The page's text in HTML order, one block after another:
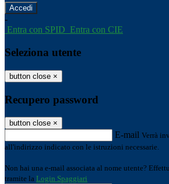
-
Entra con SPID Entra con CIE
Seleziona utente
button close ×
Recupero password
button close ×
E-mail Verrà
all'indirizzo indicato con le istruzioni necessarie.
Non hai una e-mail associata al nome utente?
tramite la Login Spaggiari